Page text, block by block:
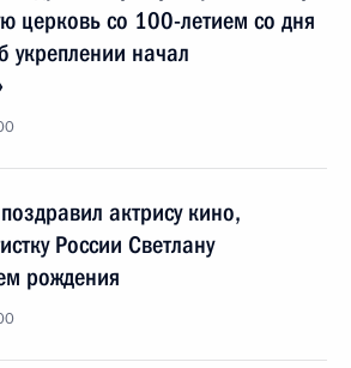
церковь со 100-летием со дня
укреплении начал
актрису кино,
России Светлану
рождения